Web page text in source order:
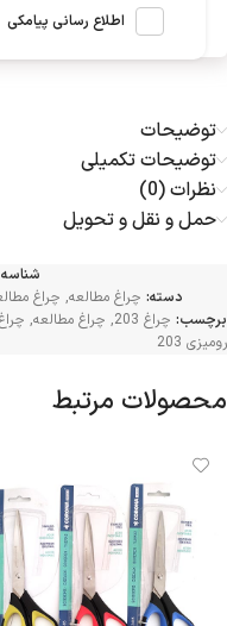
اطلاع رسانی پیامکی
توضیحات
توضیحات تکمیلی
نظرات (0)
حمل و نقل و تحویل
دسته: چراغ مطالعه, چراغ
برچسب: چراغ 203 , چراغ مطالعه,
رومیزی 203
محصولات مرتبط